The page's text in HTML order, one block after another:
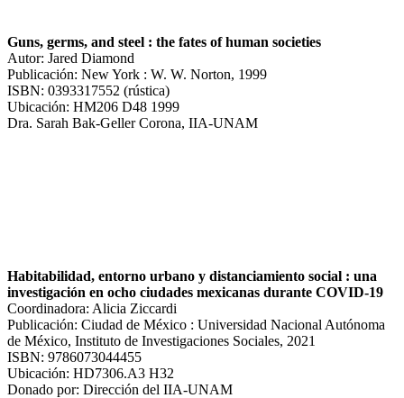
Guns, germs, and steel : the fates of human societies
Autor: Jared Diamond
Publicación: New York : W. W. Norton, 1999
ISBN: 0393317552 (rústica)
Ubicación: HM206 D48 1999
Dra. Sarah Bak-Geller Corona, IIA-UNAM
Habitabilidad, entorno urbano y distanciamiento social : una
investigación en ocho ciudades mexicanas durante COVID-19
Coordinadora: Alicia Ziccardi
Publicación: Ciudad de México : Universidad Nacional Autónoma
de México, Instituto de Investigaciones Sociales, 2021
ISBN: 9786073044455
Ubicación: HD7306.A3 H32
Donado por: Dirección del IIA-UNAM